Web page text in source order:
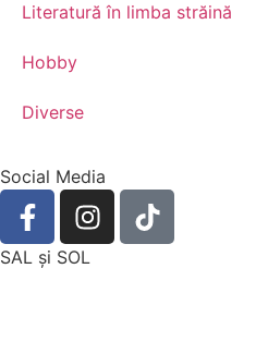
Literatură în limba străină
Hobby
Diverse
Social Media
SAL şi SOL